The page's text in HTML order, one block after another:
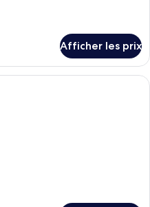
Afficher les prix
Une chambre d’hôtel avec un lit, un